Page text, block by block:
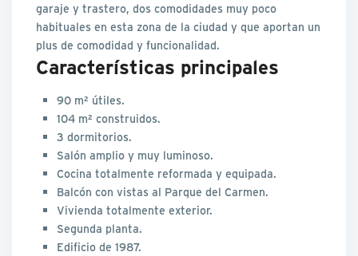
garaje y trastero, dos comodidades muy poco
habituales en esta zona de la ciudad y que aportan un
plus de comodidad y funcionalidad.
Características principales
90 m² útiles.
104 m² construidos.
3 dormitorios.
Salón amplio y muy luminoso.
Cocina totalmente reformada y equipada.
Balcón con vistas al Parque del Carmen.
Vivienda totalmente exterior.
Segunda planta.
Edificio de 1987.